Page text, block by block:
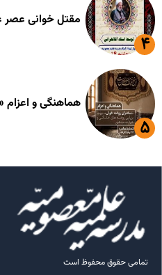
مقتل خوانی عصر
هماهنگی و
تمامی حقوق محفوظ است